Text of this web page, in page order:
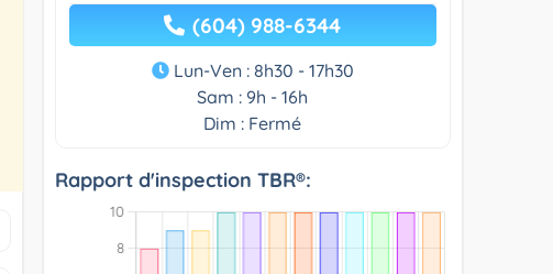
(604) 988-6344
Lun-Ven : 8h30 - 17h30
Sam : 9h - 16h
Dim : Fermé
Rapport d'inspection TBR®: